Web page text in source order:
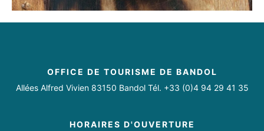
OFFICE DE TOURISME DE BANDOL
Allées Alfred Vivien 83150 Bandol Tél. +33 (0)4 94 29 41 35
HORAIRES D'OUVERTURE